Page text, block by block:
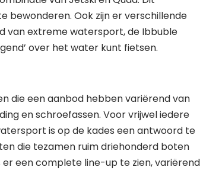
bewonderen. Ook zijn er verschillende
van extreme watersport, de Ibbuble
over het water kunt fietsen.
die een aanbod hebben variërend van
en schroefassen. Voor vrijwel iedere
is op de kades een antwoord te
die tezamen ruim driehonderd boten
een complete line-up te zien, variërend